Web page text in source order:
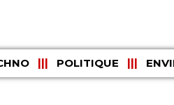
POLITIQUE